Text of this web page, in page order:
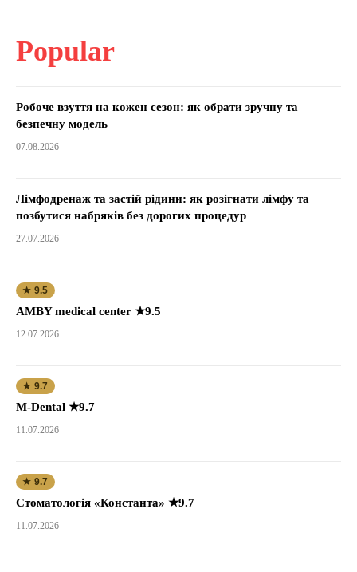
Popular
Робоче взуття на кожен сезон: як обрати зручну та
безпечну модель
07.08.2026
Лімфодренаж та застій рідини: як розігнати лімфу та
позбутися набряків без дорогих процедур
27.07.2026
★ 9.5
AMBY medical center ★9.5
12.07.2026
★ 9.7
M-Dental ★9.7
11.07.2026
★ 9.7
Стоматологія «Константа» ★9.7
11.07.2026